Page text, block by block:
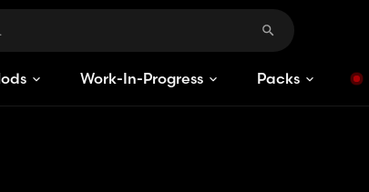
Work-In-Progress Packs